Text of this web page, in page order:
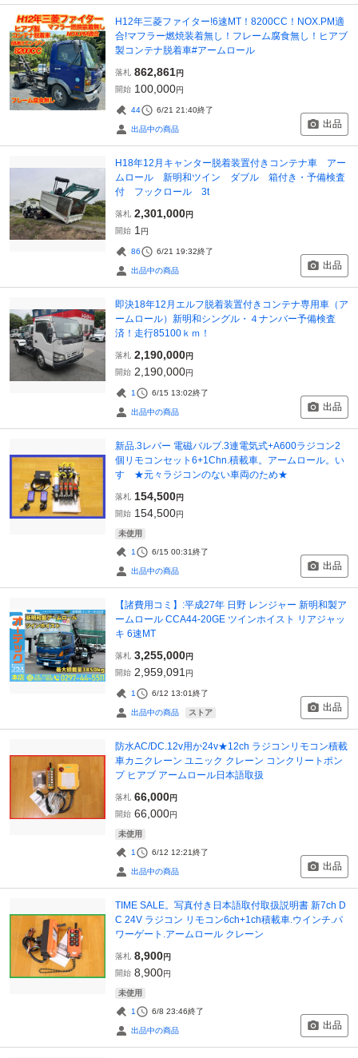
H12年三菱ファイター!6速MT！8200CC！NOX.PM適
合!マフラー燃焼装着無し！フレーム腐食無し！ヒアブ
製コンテナ脱着車#アームロール
落札 862,861円
開始 100,000円
44 6/21 21:40終了
出品中の商品 出品
H18年12月キャンター脱着装置付きコンテナ車 アー
ムロール 新明和ツイン ダブル 箱付き・予備検査
付 フックロール 3t
落札 2,301,000円
開始 1 円
86 6/21 19:32終了
出品中の商品 出品
即決18年12月エルフ脱着装置付きコンテナ専用車（ア
ームロール）新明和シングル・４ナンバー予備検査
済！走行85100ｋｍ！
落札 2,190,000円
開始 2,190,000円
1 6/15 13:02終了
出品中の商品 出品
新品.3レバー 電磁バルブ.3連電気式+A600ラジコン2
個リモコンセット6+1Chn.積載車。アームロール。い
すゞ★元々ラジコンのない車両のため★
落札 154,500円
開始 154,500円
未使用
1 6/15 00:31終了
出品中の商品 出品
【諸費用コミ】:平成27年 日野 レンジャー 新明和製ア
ームロール CCA44-20GE ツインホイスト リアジャッ
キ 6速MT
落札 3,255,000円
開始 2,959,091 円
1 6/12 13:01終了
出品中の商品 ストア 出品
防水AC/DC.12v用か24v★12ch ラジコンリモコン積載
車カニクレーン ユニック クレーン コンクリートポン
プ ヒアブ アームロール日本語取扱
落札 66,000円
開始 66,000円
未使用
1 6/12 12:21終了
出品中の商品 出品
TIME SALE。写真付き日本語取付取扱説明書 新7ch D
C 24V ラジコン リモコン6ch+1ch積載車.ウインチ.パ
ワーゲート.アームロール クレーン
落札 8,900円
開始 8,900円
未使用
1 6/8 23:46終了
出品中の商品 出品